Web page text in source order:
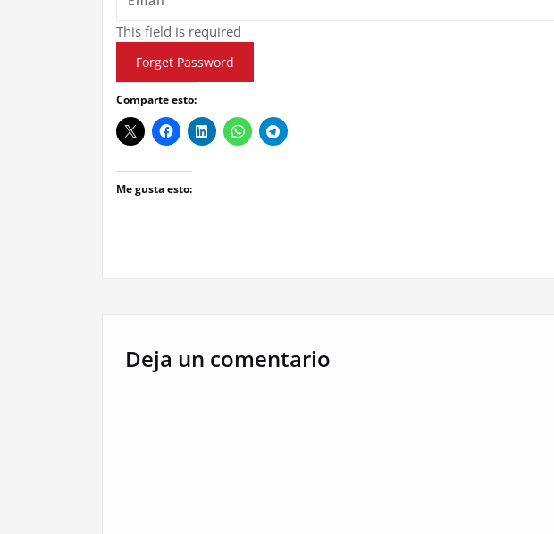
This field is required
Forget Password
Comparte esto:
Me gusta esto:
Deja un comentario